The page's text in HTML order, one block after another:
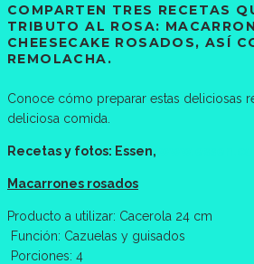
COMPARTEN TRES RECETAS
TRIBUTO AL ROSA:
CHEESECAKE ROSADOS, ASÍ
REMOLACHA.
Conoce cómo preparar estas deliciosas
deliciosa comida.
Recetas y fotos: Essen,
Macarrones rosados
Producto a utilizar: Cacerola 24 cm
Función: Cazuelas y guisados
Porciones: 4